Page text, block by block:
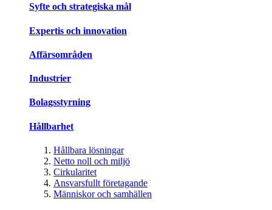
Syfte och strategiska mål
Expertis och innovation
Affärsområden
Industrier
Bolagsstyrning
Hållbarhet
Hållbara lösningar
Netto noll och miljö
Cirkularitet
Ansvarsfullt företagande
Människor och samhällen